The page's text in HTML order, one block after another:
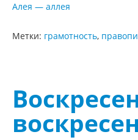
Алея — аллея
Метки: грамотность,